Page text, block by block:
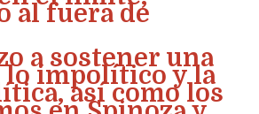
al fuera de
a sostener una
lo impolítico y la
así como los